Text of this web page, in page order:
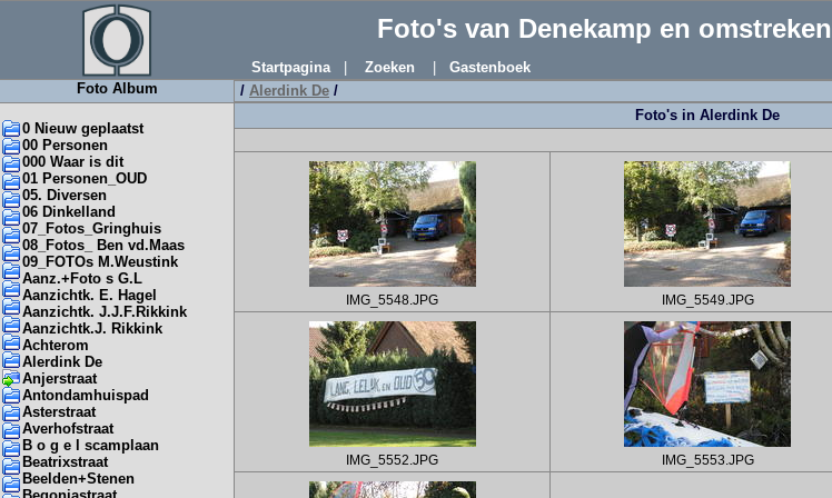
Foto's van Denekamp en omstreken
Startpagina| Zoeken Gastenboek
Foto Album
0 Nieuw geplaatst
00 Personen
000 Waar is dit
01 Personen_OUD
05. Diversen
06 Dinkelland
07_Fotos_Gringhuis
08_Fotos_ Ben vd.Maas
09_FOTOs M.Weustink
Aanz.+Foto s G.L
Aanzichtk. E. Hagel
Aanzichtk. J.J.F.Rikkink
Aanzichtk.J. Rikkink
Achterom
Alerdink De
Anjerstraat
Antondamhuispad
Asterstraat
Averhofstraat
B o g e l scamplaan
Beatrixstraat
Beelden+Stenen
/ Alerdink De /
Foto's in Alerdink De
IMG_5548.JPG IMG_5549.JPG
IMG_5552.JPG IMG_5553.JPG